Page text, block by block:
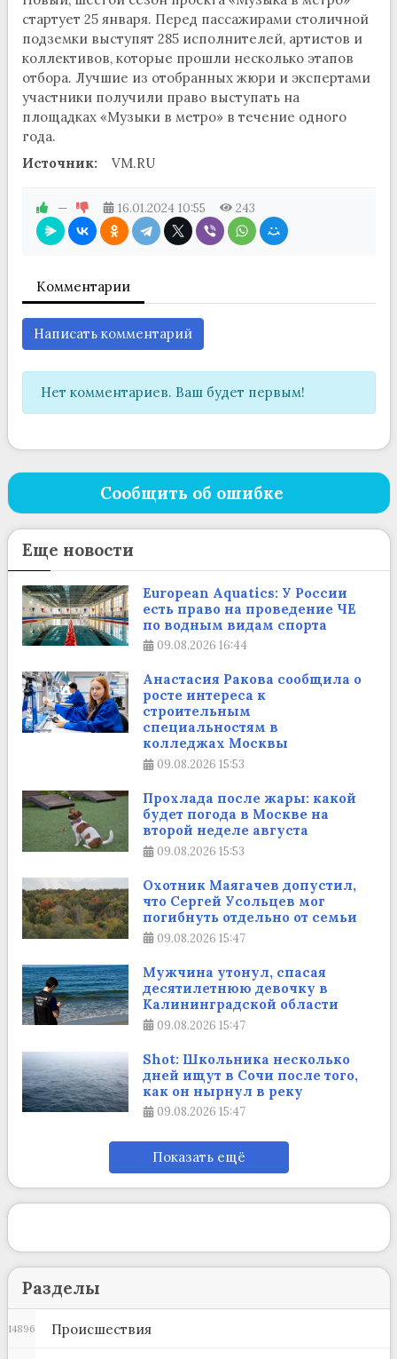
стартует 25 января. Перед пассажирами столичной
подземки выступят 285 исполнителей, артистов и
коллективов, которые прошли несколько этапов
отбора. Лучшие из отобранных жюри и экспертами
участники получили право выступать на
площадках «Музыки в метро» в течение одного
года.
Источник:
VM.RU
— 16.01.2024 10:55 243
Комментарии
Написать комментарий
Нет комментариев. Ваш будет первым!
Сообщить об ошибке
Еще новости
European Aquatics: У России
есть право на проведение ЧЕ
по водным видам спорта
09.08.2026 16:44
Анастасия Ракова сообщила о
росте интереса к
строительным
специальностям в
колледжах Москвы
09.08.2026 15:53
Прохлада после жары: какой
будет погода в Москве на
второй неделе августа
09.08.2026 15:53
Охотник Маягачев допустил,
что Сергей Усольцев мог
погибнуть отдельно от семьи
09.08.2026 15:47
Мужчина утонул, спасая
десятилетнюю девочку в
Калининградской области
09.08.2026 15:47
Shot: Школьника несколько
дней ищут в Сочи после того,
как он нырнул в реку
09.08.2026 15:47
Показать ещё
Разделы
Происшествия
14896